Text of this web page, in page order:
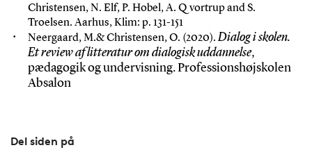
Christensen, N. Elf, P. Hobel, A. Qvortrup and S.
Troelsen. Aarhus, Klim: p. 131-151
Neergaard, M.& Christensen, O. (2020).Dialog i skolen.
Et review af litteratur om dialogisk uddannelse,
pædagogik og undervisning. Professionshøjskolen
Absalon
Del siden på